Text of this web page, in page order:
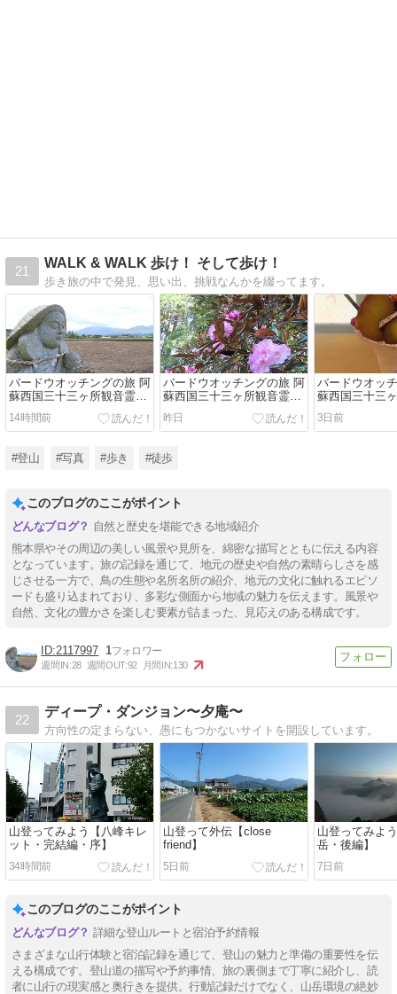
21
WALK & WALK 歩け！ そして歩け！
歩き旅の中で発見、思い出、挑戦なんかを綴ってます。
バードウオッチングの旅 阿
蘇西国三十三ヶ所観音霊場
巡り 4日目 part2
14時間前
バードウオッチングの旅 阿
蘇西国三十三ヶ所観音霊場
巡り 4日目 part1
昨日
バードウオッ
蘇西国三十三
巡り 3日目
3日前
#登山 #写真 #歩き #徒歩
このブログのここがポイント
自然と歴史を堪能できる地域紹介
熊本県やその周辺の美しい風景や見所を、綿密な描写とともに伝える内容
となっています。旅の記録を通じて、地元の歴史や自然の素晴らしさを感
じさせる一方で、鳥の生態や名所名所の紹介、地元の文化に触れるエピソ
ードも盛り込まれており、多彩な側面から地域の魅力を伝えます。風景や
自然、文化の豊かさを楽しむ要素が詰まった、見応えのある構成です。
2117997 1
週間IN:28 週間OUT:92 月間IN:130
22
ディープ・ダンジョン〜夕庵〜
方向性の定まらない、愚にもつかないサイトを開設しています。
山登ってみよう【八峰キレ
ット・完結編・序】
34時間前
山登って外伝【close
friend】
5日前
山登ってみよ
岳・後編】
7日前
このブログのここがポイント
詳細な登山ルートと宿泊予約情報
さまざまな山行体験と宿泊記録を通じて、登山の魅力と準備の重要性を伝
える構成です。登山道の描写や予約事情、旅の裏側まで丁寧に紹介し、読
者に山行の現実感と奥行きを提供。行動記録だけでなく、山岳環境の絶妙